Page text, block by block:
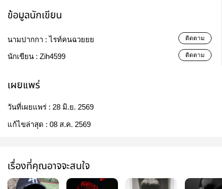
ข้อมูลนักเขียน
นามปากกา :ไรท์คนฉวยยย ติดตาม
นักเขียน : Zih4599 ติดตาม
เผยแพร่
วันที่เผยแพร่ : 28 มิ.ย. 2569
แก้ไขล่าสุด : 08 ส.ค. 2569
เรื่องที่คุณอาจจะสนใจ